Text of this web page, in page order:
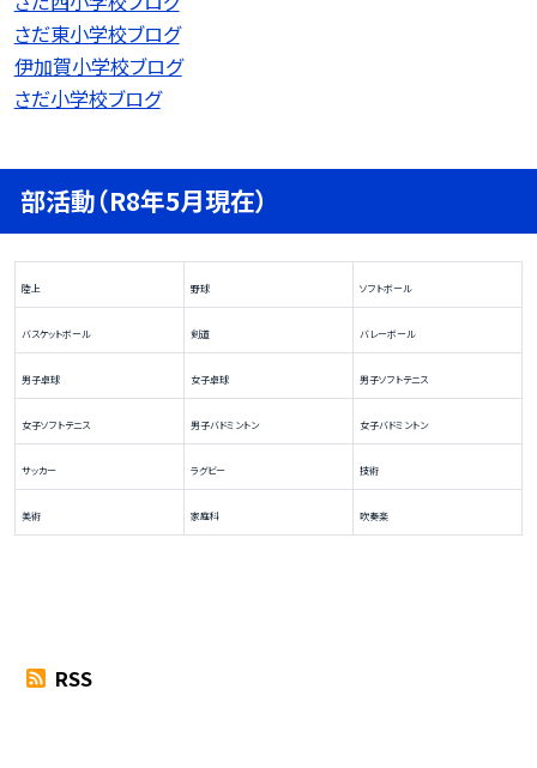
さだ東小学校ブログ
伊加賀小学校ブログ
さだ小学校ブログ
部活動（R8年5月現在）
陸上 野球 ソフトボール
バスケットボール 剣道 バレーボール
男子卓球 女子卓球 男子ソフトテニス
女子ソフトテニス 男子バドミントン 女子バドミントン
サッカー ラグビー 技術
美術 家庭科 吹奏楽
RSS